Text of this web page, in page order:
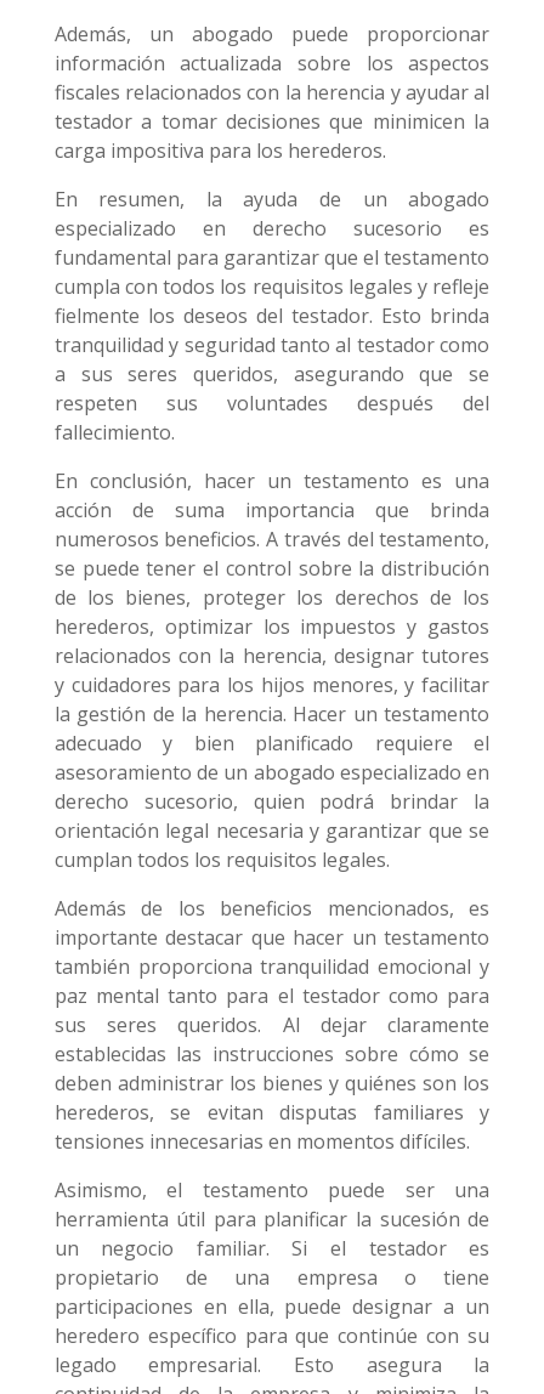
Además, un abogado puede proporcionar
información actualizada sobre los aspectos
fiscales relacionados con la herencia y ayudar al
testador a tomar decisiones que minimicen la
carga impositiva para los herederos.
En resumen, la ayuda de un abogado
especializado en derecho sucesorio es
fundamental para garantizar que el testamento
cumpla con todos los requisitos legales y refleje
fielmente los deseos del testador. Esto brinda
tranquilidad y seguridad tanto al testador como
a sus seres queridos, asegurando que se
respeten sus voluntades después del
fallecimiento.
En conclusión, hacer un testamento es una
acción de suma importancia que brinda
numerosos beneficios. A través del testamento,
se puede tener el control sobre la distribución
de los bienes, proteger los derechos de los
herederos, optimizar los impuestos y gastos
relacionados con la herencia, designar tutores
y cuidadores para los hijos menores, y facilitar
la gestión de la herencia. Hacer un testamento
adecuado y bien planificado requiere el
asesoramiento de un abogado especializado en
derecho sucesorio, quien podrá brindar la
orientación legal necesaria y garantizar que se
cumplan todos los requisitos legales.
Además de los beneficios mencionados, es
importante destacar que hacer un testamento
también proporciona tranquilidad emocional y
paz mental tanto para el testador como para
sus seres queridos. Al dejar claramente
establecidas las instrucciones sobre cómo se
deben administrar los bienes y quiénes son los
herederos, se evitan disputas familiares y
tensiones innecesarias en momentos difíciles.
Asimismo, el testamento puede ser una
herramienta útil para planificar la sucesión de
un negocio familiar. Si el testador es
propietario de una empresa o tiene
participaciones en ella, puede designar a un
heredero específico para que continúe con su
legado empresarial. Esto asegura la